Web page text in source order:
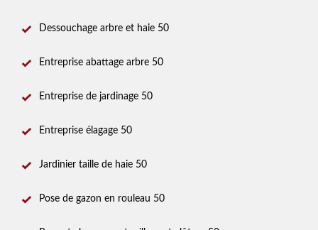
Dessouchage arbre et haie 50
Entreprise abattage arbre 50
Entreprise de jardinage 50
Entreprise élagage 50
Jardinier taille de haie 50
Pose de gazon en rouleau 50